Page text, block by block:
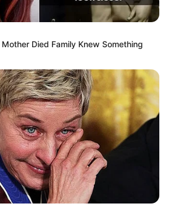
Megan Domani
Died Family Knew Something